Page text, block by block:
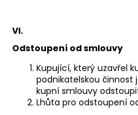
VI.
Odstoupení od smlouvy
Kupující, který uzavřel
podnikatelskou činnost
kupní smlouvy
Lhůta pro odstoupení